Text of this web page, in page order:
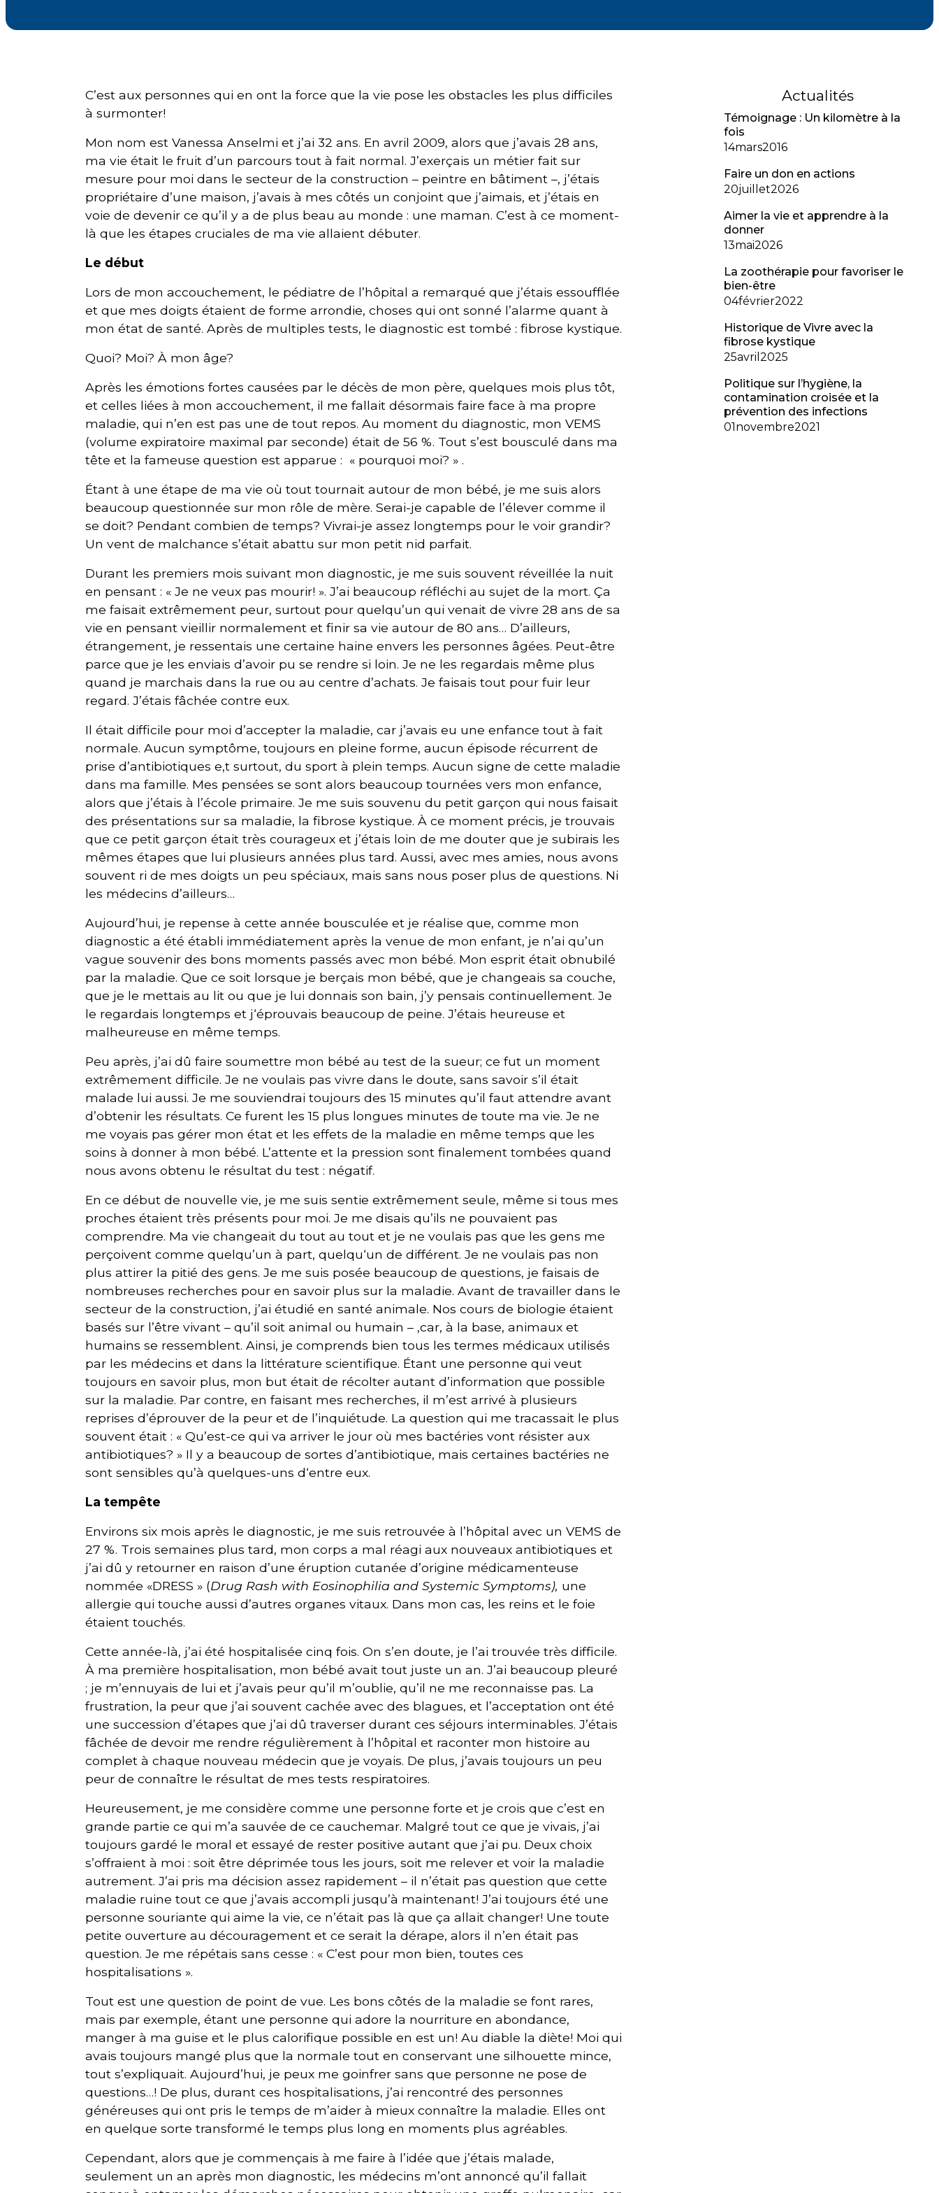
C’est aux personnes qui en ont la force que la vie pose les obstacles les plus difficiles
à surmonter!
Mon nom est Vanessa Anselmi et j’ai 32 ans. En avril 2009, alors que j’avais 28 ans,
ma vie était le fruit d’un parcours tout à fait normal. J’exerçais un métier fait sur
mesure pour moi dans le secteur de la construction – peintre en bâtiment –, j’étais
propriétaire d’une maison, j’avais à mes côtés un conjoint que j’aimais, et j’étais en
voie de devenir ce qu’il y a de plus beau au monde : une maman. C’est à ce moment-
là que les étapes cruciales de ma vie allaient débuter.
Le début
Lors de mon accouchement, le pédiatre de l’hôpital a remarqué que j’étais essoufflée
et que mes doigts étaient de forme arrondie, choses qui ont sonné l’alarme quant à
mon état de santé. Après de multiples tests, le diagnostic est tombé : fibrose kystique.
Quoi? Moi? À mon âge?
Après les émotions fortes causées par le décès de mon père, quelques mois plus tôt,
et celles liées à mon accouchement, il me fallait désormais faire face à ma propre
maladie, qui n’en est pas une de tout repos. Au moment du diagnostic, mon VEMS
(volume expiratoire maximal par seconde) était de 56 %. Tout s’est bousculé dans ma
tête et la fameuse question est apparue : « pourquoi moi? » .
Étant à une étape de ma vie où tout tournait autour de mon bébé, je me suis alors
beaucoup questionnée sur mon rôle de mère. Serai-je capable de l’élever comme il
se doit? Pendant combien de temps? Vivrai-je assez longtemps pour le voir grandir?
Un vent de malchance s’était abattu sur mon petit nid parfait.
Durant les premiers mois suivant mon diagnostic, je me suis souvent réveillée la nuit
en pensant : « Je ne veux pas mourir! ». J’ai beaucoup réfléchi au sujet de la mort. Ça
me faisait extrêmement peur, surtout pour quelqu’un qui venait de vivre 28 ans de sa
vie en pensant vieillir normalement et finir sa vie autour de 80 ans… D’ailleurs,
étrangement, je ressentais une certaine haine envers les personnes âgées. Peut-être
parce que je les enviais d’avoir pu se rendre si loin. Je ne les regardais même plus
quand je marchais dans la rue ou au centre d’achats. Je faisais tout pour fuir leur
regard. J’étais fâchée contre eux.
Il était difficile pour moi d’accepter la maladie, car j’avais eu une enfance tout à fait
normale. Aucun symptôme, toujours en pleine forme, aucun épisode récurrent de
prise d’antibiotiques e,t surtout, du sport à plein temps. Aucun signe de cette maladie
dans ma famille. Mes pensées se sont alors beaucoup tournées vers mon enfance,
alors que j’étais à l’école primaire. Je me suis souvenu du petit garçon qui nous faisait
des présentations sur sa maladie, la fibrose kystique. À ce moment précis, je trouvais
que ce petit garçon était très courageux et j’étais loin de me douter que je subirais les
mêmes étapes que lui plusieurs années plus tard. Aussi, avec mes amies, nous avons
souvent ri de mes doigts un peu spéciaux, mais sans nous poser plus de questions. Ni
les médecins d’ailleurs…
Aujourd’hui, je repense à cette année bousculée et je réalise que, comme mon
diagnostic a été établi immédiatement après la venue de mon enfant, je n’ai qu’un
vague souvenir des bons moments passés avec mon bébé. Mon esprit était obnubilé
par la maladie. Que ce soit lorsque je berçais mon bébé, que je changeais sa couche,
que je le mettais au lit ou que je lui donnais son bain, j’y pensais continuellement. Je
le regardais longtemps et j‘éprouvais beaucoup de peine. J’étais heureuse et
malheureuse en même temps.
Peu après, j’ai dû faire soumettre mon bébé au test de la sueur; ce fut un moment
extrêmement difficile. Je ne voulais pas vivre dans le doute, sans savoir s’il était
malade lui aussi. Je me souviendrai toujours des 15 minutes qu’il faut attendre avant
d’obtenir les résultats. Ce furent les 15 plus longues minutes de toute ma vie. Je ne
me voyais pas gérer mon état et les effets de la maladie en même temps que les
soins à donner à mon bébé. L’attente et la pression sont finalement tombées quand
nous avons obtenu le résultat du test : négatif.
En ce début de nouvelle vie, je me suis sentie extrêmement seule, même si tous mes
proches étaient très présents pour moi. Je me disais qu’ils ne pouvaient pas
comprendre. Ma vie changeait du tout au tout et je ne voulais pas que les gens me
perçoivent comme quelqu’un à part, quelqu‘un de différent. Je ne voulais pas non
plus attirer la pitié des gens. Je me suis posée beaucoup de questions, je faisais de
nombreuses recherches pour en savoir plus sur la maladie. Avant de travailler dans le
secteur de la construction, j’ai étudié en santé animale. Nos cours de biologie étaient
basés sur l’être vivant – qu’il soit animal ou humain – ,car, à la base, animaux et
humains se ressemblent. Ainsi, je comprends bien tous les termes médicaux utilisés
par les médecins et dans la littérature scientifique. Étant une personne qui veut
toujours en savoir plus, mon but était de récolter autant d’information que possible
sur la maladie. Par contre, en faisant mes recherches, il m’est arrivé à plusieurs
reprises d’éprouver de la peur et de l’inquiétude. La question qui me tracassait le plus
souvent était : « Qu’est-ce qui va arriver le jour où mes bactéries vont résister aux
antibiotiques? » Il y a beaucoup de sortes d’antibiotique, mais certaines bactéries ne
sont sensibles qu’à quelques-uns d‘entre eux.
La tempête
Environs six mois après le diagnostic, je me suis retrouvée à l’hôpital avec un VEMS de
27 %. Trois semaines plus tard, mon corps a mal réagi aux nouveaux antibiotiques et
j’ai dû y retourner en raison d’une éruption cutanée d’origine médicamenteuse
nommée «DRESS » (Drug Rash with Eosinophilia and Systemic Symptoms), une
allergie qui touche aussi d’autres organes vitaux. Dans mon cas, les reins et le foie
étaient touchés.
Cette année-là, j’ai été hospitalisée cinq fois. On s’en doute, je l’ai trouvée très difficile.
À ma première hospitalisation, mon bébé avait tout juste un an. J’ai beaucoup pleuré
; je m’ennuyais de lui et j’avais peur qu’il m’oublie, qu’il ne me reconnaisse pas. La
frustration, la peur que j’ai souvent cachée avec des blagues, et l’acceptation ont été
une succession d’étapes que j’ai dû traverser durant ces séjours interminables. J’étais
fâchée de devoir me rendre régulièrement à l’hôpital et raconter mon histoire au
complet à chaque nouveau médecin que je voyais. De plus, j’avais toujours un peu
peur de connaître le résultat de mes tests respiratoires.
Heureusement, je me considère comme une personne forte et je crois que c’est en
grande partie ce qui m’a sauvée de ce cauchemar. Malgré tout ce que je vivais, j’ai
toujours gardé le moral et essayé de rester positive autant que j’ai pu. Deux choix
s’offraient à moi : soit être déprimée tous les jours, soit me relever et voir la maladie
autrement. J’ai pris ma décision assez rapidement – il n’était pas question que cette
maladie ruine tout ce que j’avais accompli jusqu’à maintenant! J’ai toujours été une
personne souriante qui aime la vie, ce n’était pas là que ça allait changer! Une toute
petite ouverture au découragement et ce serait la dérape, alors il n’en était pas
question. Je me répétais sans cesse : « C’est pour mon bien, toutes ces
hospitalisations ».
Tout est une question de point de vue. Les bons côtés de la maladie se font rares,
mais par exemple, étant une personne qui adore la nourriture en abondance,
manger à ma guise et le plus calorifique possible en est un! Au diable la diète! Moi qui
avais toujours mangé plus que la normale tout en conservant une silhouette mince,
tout s’expliquait. Aujourd’hui, je peux me goinfrer sans que personne ne pose de
questions…! De plus, durant ces hospitalisations, j’ai rencontré des personnes
généreuses qui ont pris le temps de m’aider à mieux connaître la maladie. Elles ont
en quelque sorte transformé le temps plus long en moments plus agréables.
Cependant, alors que je commençais à me faire à l’idée que j’étais malade,
seulement un an après mon diagnostic, les médecins m’ont annoncé qu’il fallait
Actualités
Témoignage : Un kilomètre à la
fois
14mars2016
Faire un don en actions
20juillet2026
Aimer la vie et apprendre à la
donner
13mai2026
La zoothérapie pour favoriser le
bien-être
04février2022
Historique de Vivre avec la
fibrose kystique
25avril 2025
Politique sur l’hygiène, la
contamination croisée et la
prévention des infections
01novembre2021
M'inscrire